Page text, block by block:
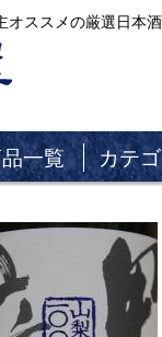
ススメの厳選日本
一覧 カテ